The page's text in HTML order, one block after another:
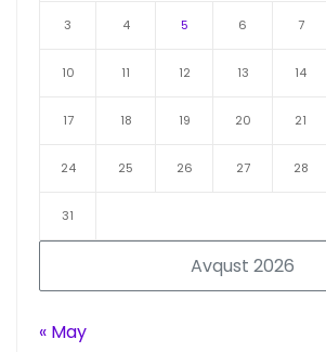
Avqust 2026
3 4 5 6 7
10 11 12 13 14
17 18 19 20 21
24 25 26 27 28
31
« May